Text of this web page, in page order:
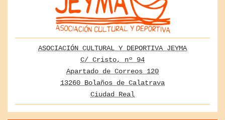
ASOCIACIÓN CULTURAL Y DEPORTIVA JEYMA
C/ Cristo, nº 94
Apartado de Correos 120
13260 Bolaños de Calatrava
Ciudad Real